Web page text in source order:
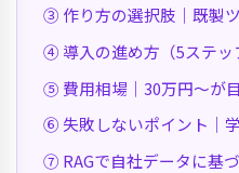
③ 作り方の選択肢｜既製
④ 導入の進め方（5ステッ
⑤ 費用相場｜30万円〜が
⑥ 失敗しないポイント｜
⑦ RAGで自社データに基